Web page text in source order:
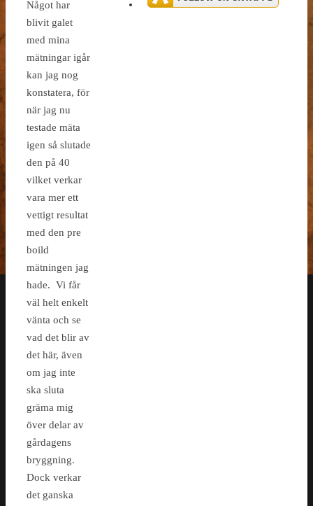
Något har
blivit galet
med mina
mätningar igår
kan jag nog
konstatera, för
när jag nu
testade mäta
igen så slutade
den på 40
vilket verkar
vara mer ett
vettigt resultat
med den pre
boild
mätningen jag
hade. Vi får
väl helt enkelt
vänta och se
vad det blir av
det här, även
om jag inte
ska sluta
gräma mig
över delar av
gårdagens
bryggning.
Dock verkar
det ganska